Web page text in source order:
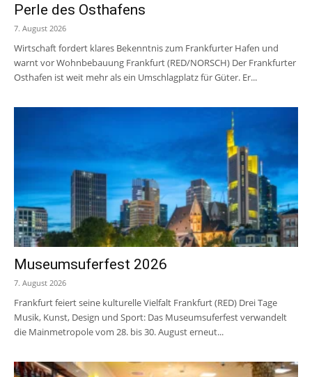
Perle des Osthafens
7. August 2026
Wirtschaft fordert klares Bekenntnis zum Frankfurter Hafen und
warnt vor Wohnbebauung Frankfurt (RED/NORSCH) Der Frankfurter
Osthafen ist weit mehr als ein Umschlagplatz für Güter. Er...
Museumsuferfest 2026
7. August 2026
Frankfurt feiert seine kulturelle Vielfalt Frankfurt (RED) Drei Tage
Musik, Kunst, Design und Sport: Das Museumsuferfest verwandelt
die Mainmetropole vom 28. bis 30. August erneut...